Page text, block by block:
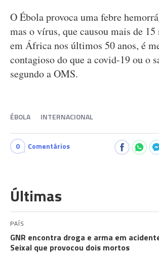
O Ébola provoca uma febre
mas o vírus, que causou mais de
em África nos últimos 50 anos, é
contagioso do que a covid-19 ou o
segundo a OMS.
ÉBOLA INTERNACIONAL
0 Comentários
Últimas
PAÍS
GNR encontra droga e arma em
Seixal que provocou dois mortos